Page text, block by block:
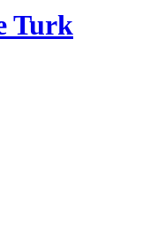
Turk